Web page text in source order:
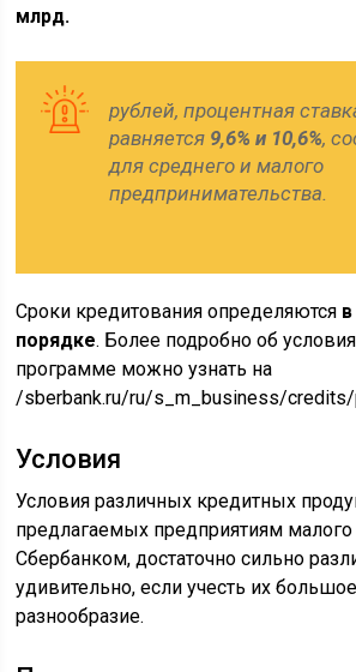
млрд.
рублей, процентная
равняется 9,6% и 10,6%,
для среднего и малого
предпринимательства.
Сроки кредитования определяются
порядке. Более подробно об
программе можно узнать на
/sberbank.ru/ru/s_m_business/
Условия
Условия различных кредитных
предлагаемых предприятиям малого
Сбербанком, достаточно сильно
удивительно, если учесть их
разнообразие.